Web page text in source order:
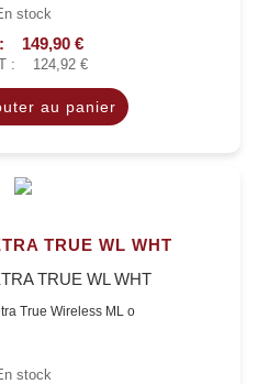
stock
149,90 €
: 124,92 €
TRUE WL WHT
TRUE WL WHT
True Wireless ML o
stock